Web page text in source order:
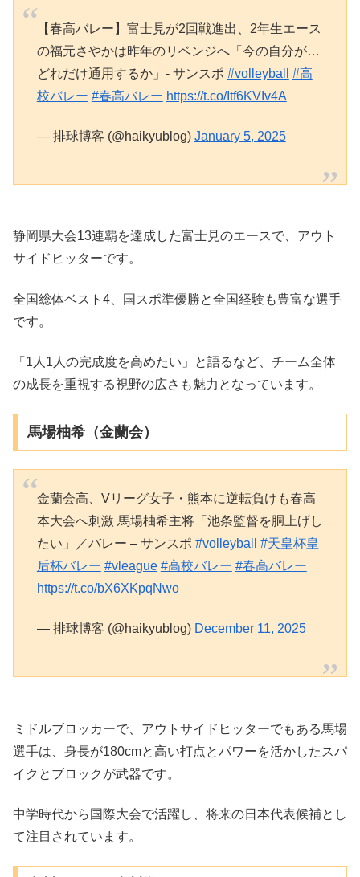
【春高バレー】富士見が2回戦進出、2年生エース
の福元さやかは昨年のリベンジへ「今の自分が…
どれだけ通用するか」- サンスポ #volleyball
#高
校バレー #春高バレー https://t.co/Itf6KVIv4A
— 排球博客 (@haikyublog) January 5, 2025
静岡県大会13連覇を達成した富士見のエースで、アウト
サイドヒッターです。
全国総体ベスト4、国スポ準優勝と全国経験も豊富な選手
です。
「1人1人の完成度を高めたい」と語るなど、チーム全体
の成長を重視する視野の広さも魅力となっています。
馬場柚希（金蘭会）
金蘭会高、Vリーグ女子・熊本に逆転負けも春高
本大会へ刺激 馬場柚希主将「池条監督を胴上げし
たい」／バレー – サンスポ #volleyball
#天皇杯皇
后杯バレー #vleague #高校バレー #春高バレー
https://t.co/bX6XKpqNwo
— 排球博客 (@haikyublog) December 11, 2025
ミドルブロッカーで、アウトサイドヒッターでもある馬場
選手は、身長が180cmと高い打点とパワーを活かしたスパ
イクとブロックが武器です。
中学時代から国際大会で活躍し、将来の日本代表候補とし
て注目されています。